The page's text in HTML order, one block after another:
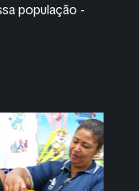
população -